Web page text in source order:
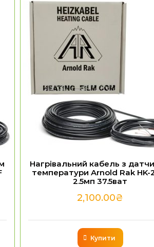
Нагрівальний кабель з
температури Arnold Rak HK-
2.5мп 37.5ват
2,100.00₴
Купити